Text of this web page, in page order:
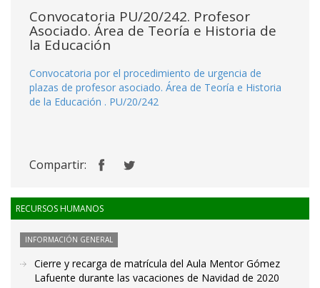
Convocatoria PU/20/242. Profesor
Asociado. Área de Teoría e Historia de
la Educación
Convocatoria por el procedimiento de urgencia de
plazas de profesor asociado. Área de Teoría e Historia
de la Educación . PU/20/242
Compartir:
RECURSOS HUMANOS
INFORMACIÓN GENERAL
Cierre y recarga de matrícula del Aula Mentor Gómez
Lafuente durante las vacaciones de Navidad de 2020